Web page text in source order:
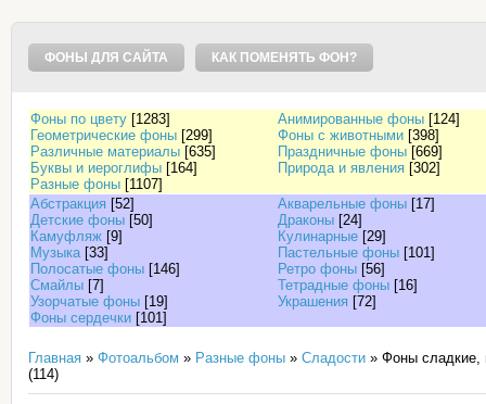
ФОНЫ ДЛЯ САЙТА КАК ПОМЕНЯТЬ ФОН?
Фоны по цвету [1283] Анимированные фоны [124]
Геометрические фоны [299] Фоны с животными [398]
Различные материалы [635] Праздничные фоны [669]
Буквы и иероглифы [164] Природа и явления [302]
Разные фоны [1107]
Абстракция [52] Акварельные фоны [17]
Детские фоны [50] Драконы [24]
Камуфляж [9] Кулинарные [29]
Музыка [33] Пастельные фоны [101]
Полосатые фоны [146] Ретро фоны [56]
Смайлы [7] Тетрадные фоны [16]
Узорчатые фоны [19] Украшения [72]
Фоны сердечки [101]
Главная » Фотоальбом » Разные фоны » Сладости » Фоны сладкие,
(114)